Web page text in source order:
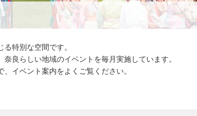
特別な空間です。
良らしい地域のイベントを毎月実施しています。
イベント案内をよくご覧ください。